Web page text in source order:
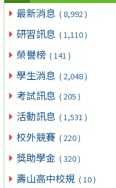
最新消息 ( 8,992 )
研習訊息 ( 1,110 )
榮譽榜 ( 141 )
學生消息 ( 2,048 )
考試訊息 ( 205 )
活動訊息 ( 1,531 )
校外競賽 ( 220 )
獎助學金 ( 320 )
壽山高中校規 ( 10 )